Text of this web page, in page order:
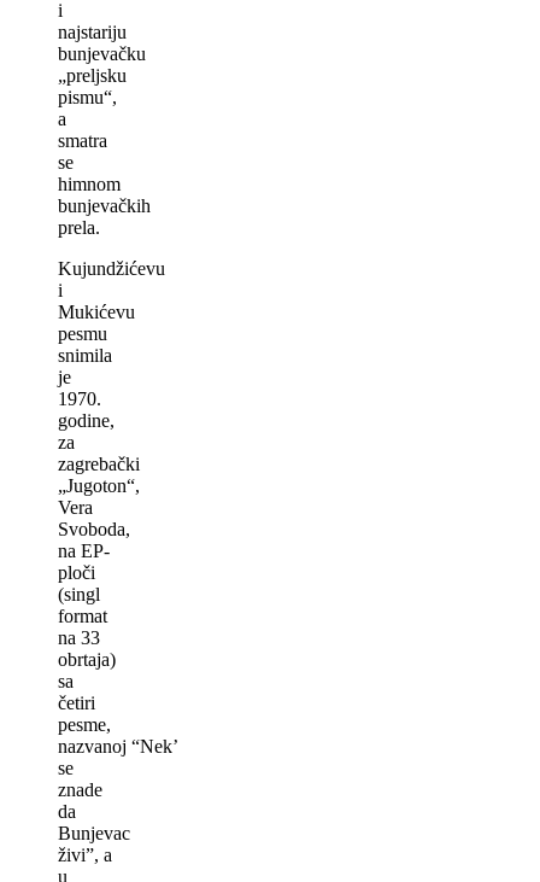
i
najstariju
bunjevačku
„preljsku
pismu“,
a
smatra
se
himnom
bunjevačkih
prela.
Kujundžićevu
i
Mukićevu
pesmu
snimila
je
1970.
godine,
za
zagrebački
„Jugoton“,
Vera
Svoboda,
na EP-
ploči
(singl
format
na 33
obrtaja)
sa
četiri
pesme,
nazvanoj “Nek’
se
znade
da
Bunjevac
živi”, a
u